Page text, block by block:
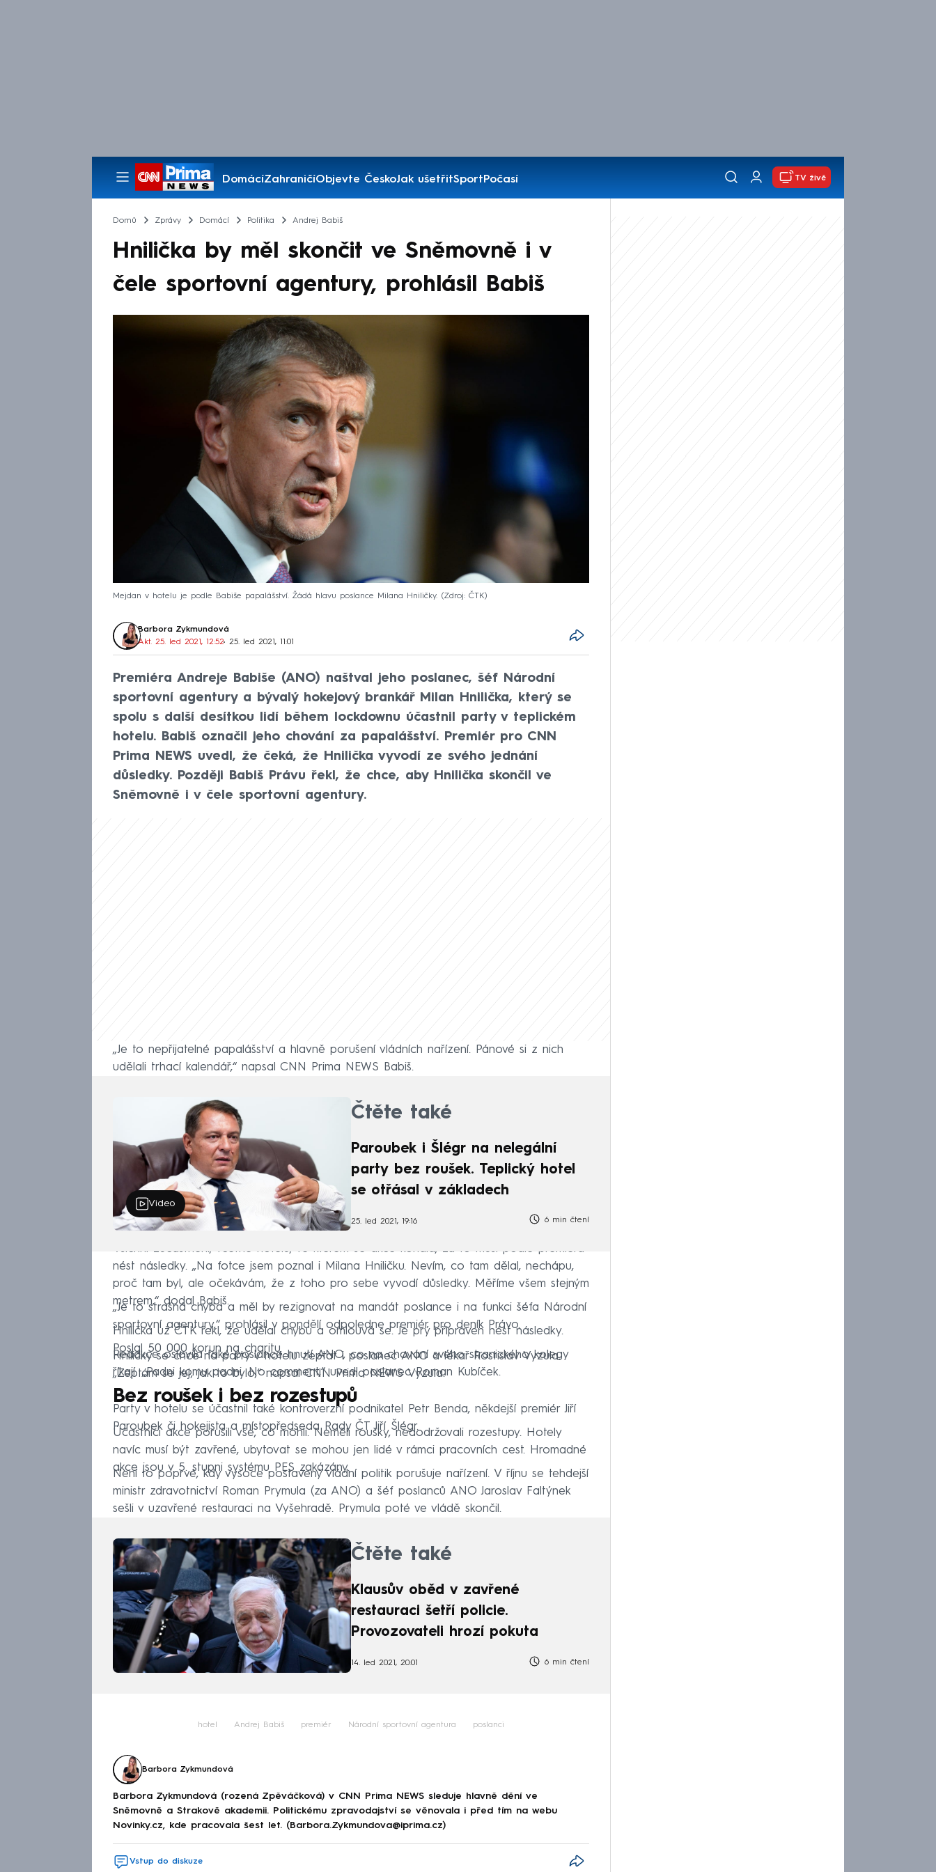
DomácíZahraničíObjevte ČeskoJak ušetřitSportPočasí
Pořady
TV živě
Domů Zprávy Domácí Politika Andrej Babiš
Hnilička by měl skončit ve Sněmovně i v
čele sportovní agentury, prohlásil Babiš
Mejdan v hotelu je podle Babiše papalášství. Žádá hlavu poslance Milana Hniličky. Zdroj: ČTK
Barbora Zykmundová
Akt. 25. led 2021, 12:52• 25. led 2021, 11:01
Premiéra Andreje Babiše (ANO) naštval jeho poslanec, šéf Národní
sportovní agentury a bývalý hokejový brankář Milan Hnilička, který se
spolu s další desítkou lidí během lockdownu účastnil party v teplickém
hotelu. Babiš označil jeho chování za papalášství. Premiér pro CNN
Prima NEWS uvedl, že čeká, že Hnilička vyvodí ze svého jednání
důsledky. Později Babiš Právu řekl, že chce, aby Hnilička skončil ve
Sněmovně i v čele sportovní agentury.
„Je to nepřijatelné papalášství a hlavně porušení vládních nařízení. Pánové si z nich
udělali trhací kalendář,“ napsal CNN Prima NEWS Babiš.
Video
Čtěte také
Paroubek i Šlégr na nelegální
party bez roušek. Teplický hotel
se otřásal v základech
25. led 2021, 19:16 6 min čtení
Všichni zúčastnění, včetně hotelu, ve kterém se akce konala, za to musí podle premiéra
nést následky. „Na fotce jsem poznal i Milana Hniličku. Nevím, co tam dělal, nechápu,
proč tam byl, ale očekávám, že z toho pro sebe vyvodí důsledky. Měříme všem stejným
metrem,“ dodal Babiš.
„Je to strašná chyba a měl by rezignovat na mandát poslance i na funkci šéfa Národní
sportovní agentury,“ prohlásil v pondělí odpoledne premiér pro deník Právo.
Hnilička už ČTK řekl, že udělal chybu a omlouvá se. Je prý připraven nést následky.
Poslal 50 000 korun na charitu.
Redakce oslovila také poslance hnutí ANO, co na chování svého stranického kolegy
říkají. „Padni komu padni. No comment,“ uvedl poslanec Roman Kubíček.
Hniličky se chce na party v hotelu zeptat i poslanec ANO a lékař Rostislav Vyzula.
„Zeptám se jej, jak to bylo,“ napsal CNN Prima NEWS Vyzula.
Bez roušek i bez rozestupů
Party v hotelu se účastnil také kontroverzní podnikatel Petr Benda, někdejší premiér Jiří
Paroubek či hokejista a místopředseda Rady ČT Jiří Šlégr.
Účastníci akce porušili vše, co mohli. Neměli roušky, nedodržovali rozestupy. Hotely
navíc musí být zavřené, ubytovat se mohou jen lidé v rámci pracovních cest. Hromadné
akce jsou v 5. stupni systému PES zakázány.
Není to poprvé, kdy vysoce postavený vládní politik porušuje nařízení. V říjnu se tehdejší
ministr zdravotnictví Roman Prymula (za ANO) a šéf poslanců ANO Jaroslav Faltýnek
sešli v uzavřené restauraci na Vyšehradě. Prymula poté ve vládě skončil.
Čtěte také
Klausův oběd v zavřené
restauraci šetří policie.
Provozovateli hrozí pokuta
14. led 2021, 20:01 6 min čtení
hotel Andrej Babiš premiér Národní sportovní agentura poslanci
Barbora Zykmundová
Barbora Zykmundová (rozená Zpěváčková) v CNN Prima NEWS sleduje hlavně dění ve
Sněmovně a Strakově akademii. Politickému zpravodajství se věnovala i před tím na webu
Novinky.cz, kde pracovala šest let. (Barbora.Zykmundova@iprima.cz)
Vstup do diskuze